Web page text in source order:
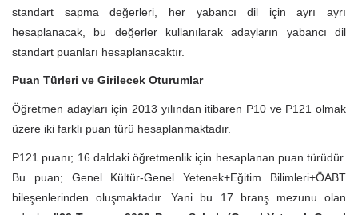
standart sapma değerleri, her yabancı dil için ayrı ayrı
hesaplanacak, bu değerler kullanılarak adayların yabancı dil
standart puanları hesaplanacaktır.
Puan Türleri ve Girilecek Oturumlar
Öğretmen adayları için 2013 yılından itibaren P10 ve P121 olmak
üzere iki farklı puan türü hesaplanmaktadır.
P121 puanı; 16 daldaki öğretmenlik için hesaplanan puan türüdür.
Bu puan; Genel Kültür-Genel Yetenek+Eğitim Bilimleri+ÖABT
bileşenlerinden oluşmaktadır. Yani bu 17 branş mezunu olan